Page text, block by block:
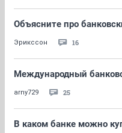
Объясните про
Эрикссон 16
Международный
arny729 25
В каком банке можно